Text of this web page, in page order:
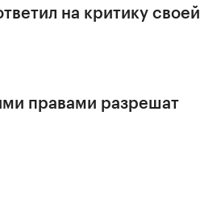
на критику своей
правами разрешат